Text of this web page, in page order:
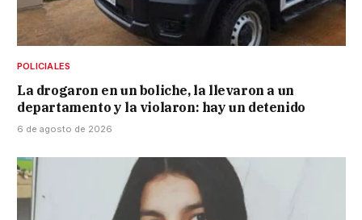
POLICIALES
La drogaron en un boliche, la llevaron a un
departamento y la violaron: hay un detenido
6 de agosto de 2026